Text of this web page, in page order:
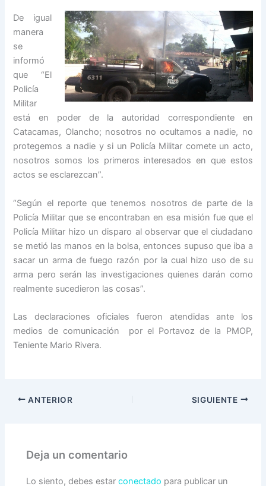
De igual
manera
se
informó
que “El
Policía
Militar
está en poder de la autoridad correspondiente en
Catacamas, Olancho; nosotros no ocultamos a nadie, no
protegemos a nadie y si un Policía Militar comete un acto,
nosotros somos los primeros interesados en que estos
actos se esclarezcan”.
“Según el reporte que tenemos nosotros de parte de la
Policía Militar que se encontraban en esa misión fue que el
Policía Militar hizo un disparo al observar que el ciudadano
se metió las manos en la bolsa, entonces supuso que iba a
sacar un arma de fuego razón por la cual hizo uso de su
arma pero serán las investigaciones quienes darán como
realmente sucedieron las cosas”.
Las declaraciones oficiales fueron atendidas ante los
medios de comunicación por el Portavoz de la PMOP,
Teniente Mario Rivera.
ANTERIOR SIGUIENTE
Deja un comentario
Lo siento, debes estarconectado para publicar un